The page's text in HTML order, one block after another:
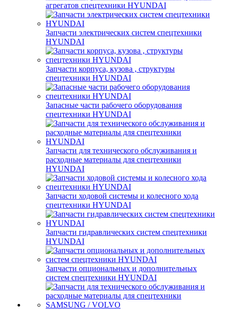
агрегатов спецтехники HYUNDAI
Запчасти электрических систем спецтехники
HYUNDAI
Запчасти корпуса, кузова , структуры
спецтехники HYUNDAI
Запасные части рабочего оборудования
спецтехники HYUNDAI
Запчасти для технического обслуживания и
расходные материалы для спецтехники
HYUNDAI
Запчасти ходовой системы и колесного хода
спецтехники HYUNDAI
Запчасти гидравлических систем спецтехники
HYUNDAI
Запчасти опциональных и дополнительных
систем спецтехники HYUNDAI